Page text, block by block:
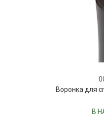
Воронка для
В